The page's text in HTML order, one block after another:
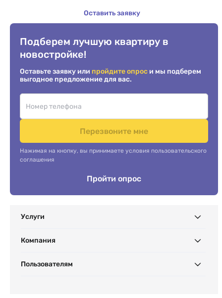
Оставить заявку
Подберем лучшую квартиру в
новостройке!
Оставьте заявку или пройдите опрос и мы подберем
выгодное предложение для вас.
Перезвоните мне
Нажимая на кнопку, вы принимаете условия пользовательского
соглашения
Пройти опрос
Услуги
Компания
Пользователям